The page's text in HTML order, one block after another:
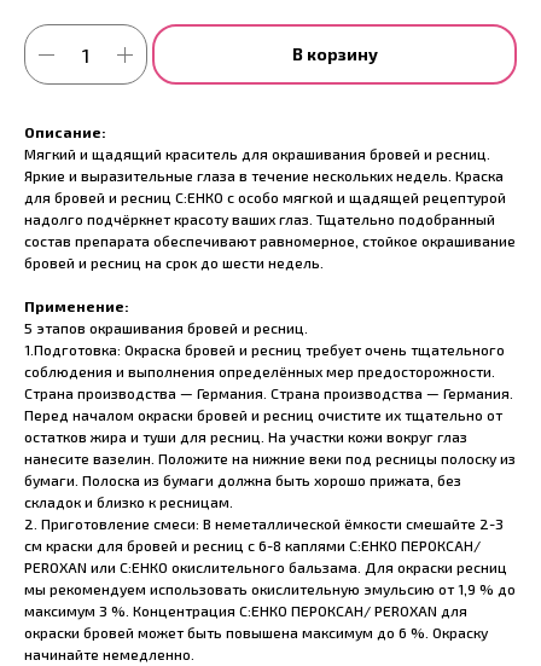
В корзину
Описание:
Мягкий и щадящий краситель для окрашивания бровей и ресниц.
Яркие и выразительные глаза в течение нескольких недель. Краска
для бровей и ресниц С:ЕНКО с особо мягкой и щадящей рецептурой
надолго подчёркнет красоту ваших глаз. Тщательно подобранный
состав препарата обеспечивают равномерное, стойкое окрашивание
бровей и ресниц на срок до шести недель.
Применение:
5 этапов окрашивания бровей и ресниц.
1.Подготовка: Окраска бровей и ресниц требует очень тщательного
соблюдения и выполнения определённых мер предосторожности.
Страна производства — Германия. Страна производства — Германия.
Перед началом окраски бровей и ресниц очистите их тщательно от
остатков жира и туши для ресниц. На участки кожи вокруг глаз
нанесите вазелин. Положите на нижние веки под ресницы полоску из
бумаги. Полоска из бумаги должна быть хорошо прижата, без
складок и близко к ресницам.
2. Приготовление смеси: В неметаллической ёмкости смешайте 2-3
см краски для бровей и ресниц с 6-8 каплями С:ЕНКО ПЕРОКСАН/
PEROXAN или С:ЕНКО окислительного бальзама. Для окраски ресниц
мы рекомендуем использовать окислительную эмульсию от 1,9 % до
максимум 3 %. Концентрация С:ЕНКО ПЕРОКСАН/ PEROXAN для
окраски бровей может быть повышена максимум до 6 %. Окраску
начинайте немедленно.